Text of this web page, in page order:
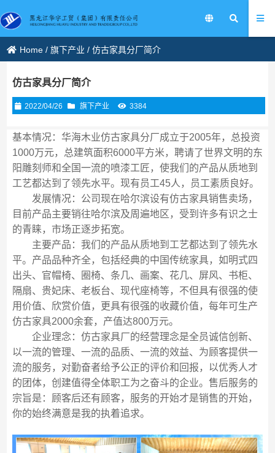
Home /旗下产业 /仿古家具分厂简介
仿古家具分厂简介
2022/04/26 旗下产业 3384
基本情况：华海木业仿古家具分厂成立于2005年，总投资
1000万元，总建筑面积6000平方米，聘请了世界文明的东
阳雕刻师和全国一流的喷漆工匠，使我们的产品从质地到
工艺都达到了领先水平。现有员工45人，员工素质良好。
发展情况：公司现在哈尔滨设有仿古家具销售卖场，
目前产品主要销往哈尔滨及周遍地区，受到许多有识之士
的青睐，市场正逐步拓宽。
主要产品：我们的产品从质地到工艺都达到了领先水
平。产品品种齐全，包括经典的中国传统家具，如明式四
出头、官帽椅、圈椅、条几、画案、花几、屏风、书柜、
隔扇、贵妃床、老板台、现代座椅等，不但具有很强的使
用价值、欣赏价值，更具有很强的收藏价值，每年可生产
仿古家具2000余套，产值达800万元。
企业理念：仿古家具厂的经营理念是全员诚信创新、
以一流的管理、一流的品质、一流的效益、为顾客提供一
流的服务，对勤奋者给予公正的评价和回报，以优秀人才
的团体，创建值得全体职工为之奋斗的企业。售后服务的
宗旨是：顾客后还有顾客，服务的开始才是销售的开始，
你的始终满意是我的执着追求。